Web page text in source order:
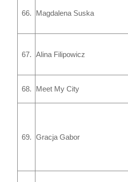
66. Magdalena Suska
67. Alina Filipowicz
68. Meet My City
69. Gracja Gabor